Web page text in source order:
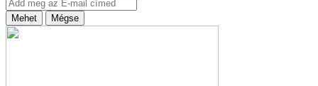
Mehet Mégse